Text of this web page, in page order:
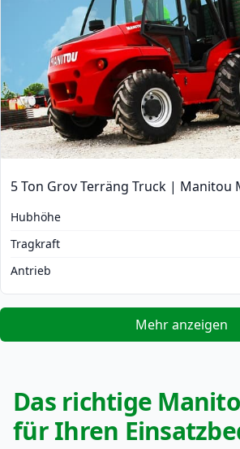
5 Ton Grov Terräng Truck | Manitou
Hubhöhe
Tragkraft
Antrieb
Mehr anzeigen
Das richtige
für Ihren